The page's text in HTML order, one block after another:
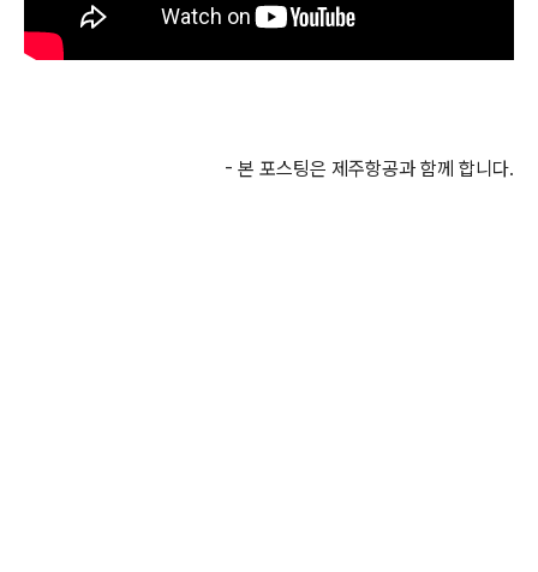
- 본 포스팅은 제주항공과 함께 합니다.